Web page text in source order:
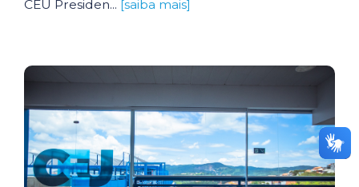
CEU Presiden... [saiba mais]